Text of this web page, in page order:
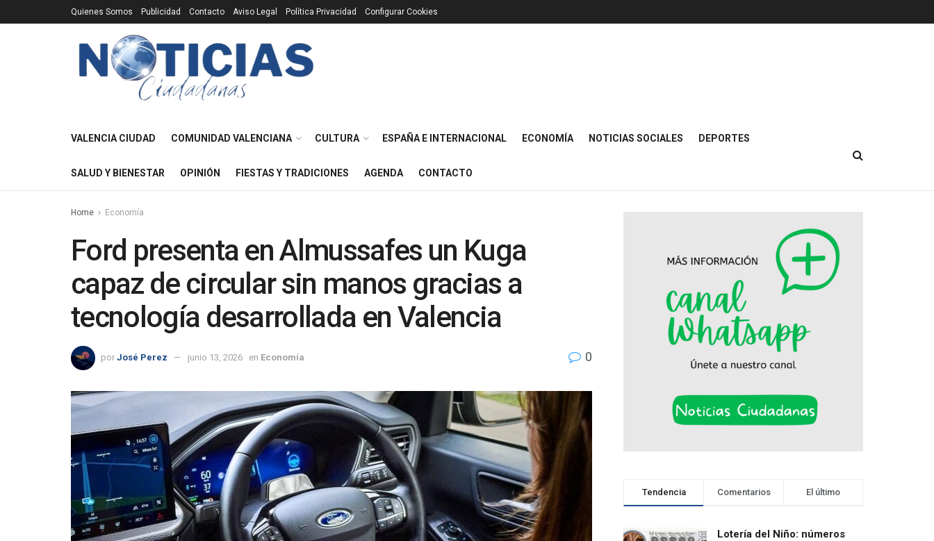
Quienes Somos Publicidad Contacto Aviso Legal Política Privacidad Configurar Cookies
VALENCIA CIUDAD COMUNIDAD VALENCIANA CULTURA ESPAÑA E INTERNACIONAL ECONOMÍA NOTICIAS SOCIALES DEPORTES
SALUD Y BIENESTAR OPINIÓN FIESTAS Y TRADICIONES AGENDA CONTACTO
Home Economía
Ford presenta en Almussafes un Kuga
capaz de circular sin manos gracias a
tecnología desarrollada en Valencia
por José Perez junio 13, 2026 en Economía 0
Tendencia Comentarios El último
Lotería del Niño: números